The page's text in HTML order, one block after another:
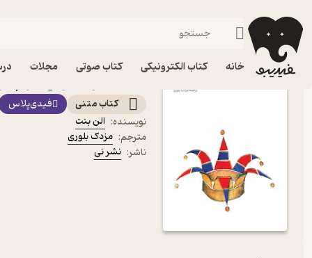
خانه کتاب الکترونیکی کتاب صوتی مجلات
فیدیبو کتاب الکترونیکی
کتاب متنی
فیدی‌پلاس
نویسنده: الن بنت
مترجم: مزدک بلوری
ناشر: نشر نی